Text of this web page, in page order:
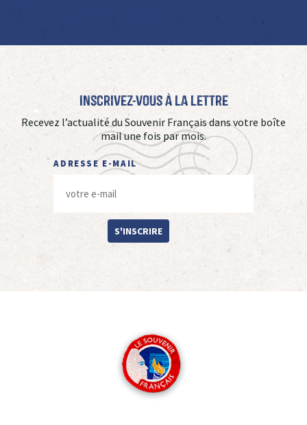
Inscrivez-vous à La Lettre
Recevez l’actualité du Souvenir Français dans votre boîte
mail une fois par mois.
ADRESSE E-MAIL
S'INSCRIRE